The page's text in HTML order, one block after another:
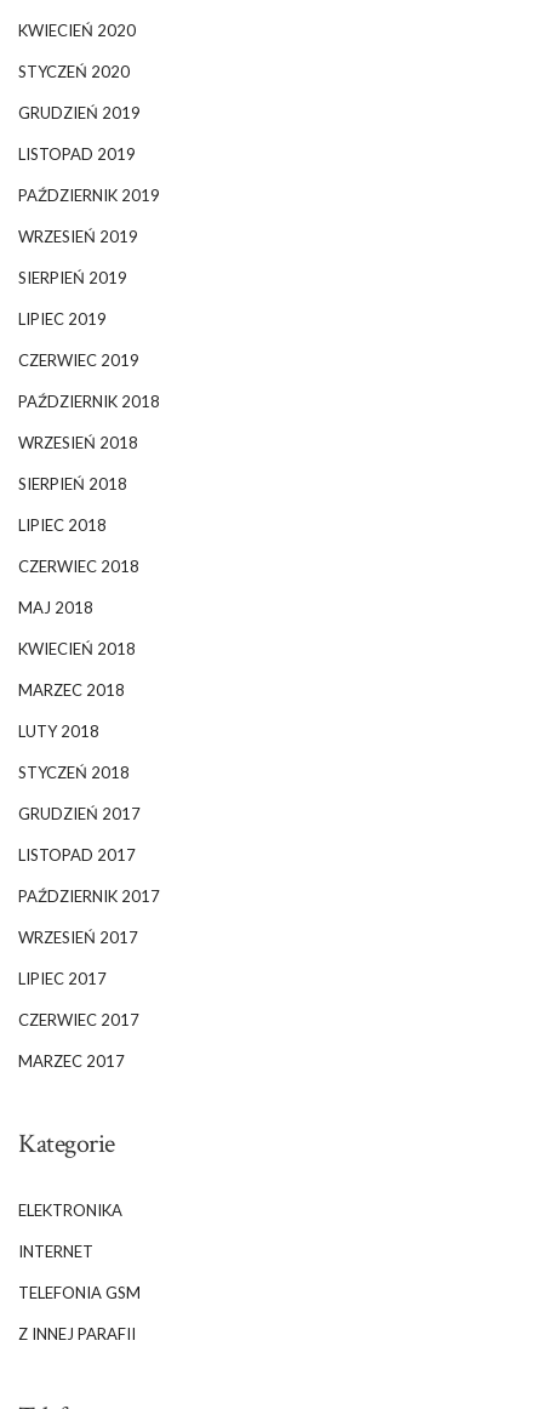
KWIECIEŃ 2020
STYCZEŃ 2020
GRUDZIEŃ 2019
LISTOPAD 2019
PAŹDZIERNIK 2019
WRZESIEŃ 2019
SIERPIEŃ 2019
LIPIEC 2019
CZERWIEC 2019
PAŹDZIERNIK 2018
WRZESIEŃ 2018
SIERPIEŃ 2018
LIPIEC 2018
CZERWIEC 2018
MAJ 2018
KWIECIEŃ 2018
MARZEC 2018
LUTY 2018
STYCZEŃ 2018
GRUDZIEŃ 2017
LISTOPAD 2017
PAŹDZIERNIK 2017
WRZESIEŃ 2017
LIPIEC 2017
CZERWIEC 2017
MARZEC 2017
Kategorie
ELEKTRONIKA
INTERNET
TELEFONIA GSM
Z INNEJ PARAFII